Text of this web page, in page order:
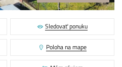
Sledovať ponuku
Poloha na mape